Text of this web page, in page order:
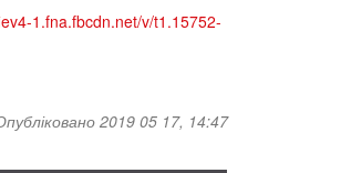
1.fna.fbcdn.net/v/t1.15752-
2019 05 17, 14:47